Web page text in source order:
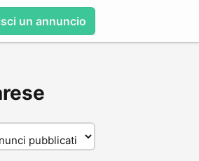
un annuncio